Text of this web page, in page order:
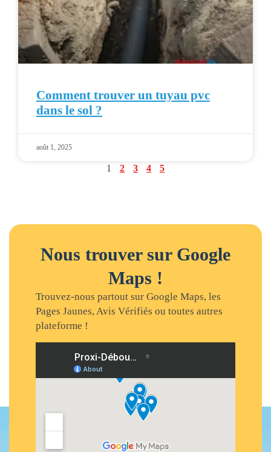
Comment trouver un tuyau pvc
dans le sol ?
août 1, 2025
1 2 3 4 5
Nous trouver sur Google
Maps !
Trouvez-nous partout sur Google Maps, les
Pages Jaunes, Avis Vérifiés ou toutes autres
plateforme !